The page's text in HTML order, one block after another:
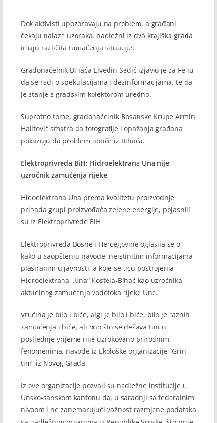
Dok aktivisti upozoravaju na problem, a građani
čekaju nalaze uzoraka, nadležni iz dva krajiška grada
imaju različita tumačenja situacije.
Gradonačelnik Bihaća Elvedin Sedić izjavio je za Fenu
da se radi o spekulacijama i dezinformacijama, te da
je stanje s gradskim kolektorom uredno.
Suprotno tome, gradonačelnik Bosanske Krupe Armin
Halitović smatra da fotografije i opažanja građana
pokazuju da problem potiče iz Bihaća.
Elektroprivreda BiH: Hidroelektrana Una nije
uzročnik zamućenja rijeke
Hidoelektrana Una prema kvalitetu proizvodnje
pripada grupi proizvođača zelene energije, pojasnili
su iz Elektroprivrede BiH
Elektroprivreda Bosne i Hercegovine oglasila se o,
kako u saopštenju navode, neistinitim informacijama
plasiranim u javnosti, a koje se tiču postrojenja
Hidroelektrana „Una“ Kostela-Bihać kao uzročnika
aktuelnog zamućenja vodotoka rijeke Une.
Vrućina je bilo i biće, algi je bilo i biće, bilo je raznih
zamućenja i biće, ali ono što se dešava Uni u
posljednje vrijeme nije uzrokovano prirodnim
fenomenima, navode iz Ekološke organizacije “Grin
tim” iz Novog Grada.
Iz ove organizacije pozvali su nadležne institucije u
Unsko-sanskom kantonu da, u saradnji sa federalnim
nivoom i ne zanemarujući važnost razmjene podataka